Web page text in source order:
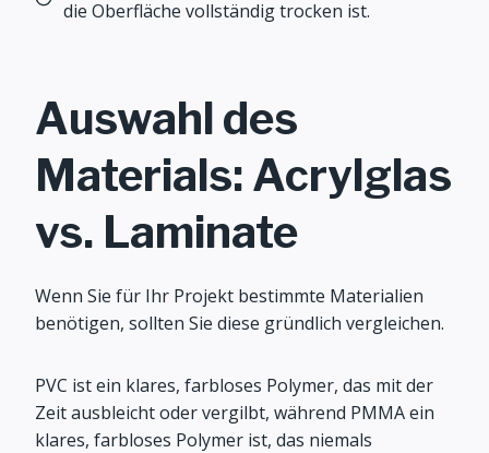
die Oberfläche vollständig trocken ist.
Auswahl des
Materials: Acrylglas
vs. Laminate
Wenn Sie für Ihr Projekt bestimmte Materialien
benötigen, sollten Sie diese gründlich vergleichen.
PVC ist ein klares, farbloses Polymer, das mit der
Zeit ausbleicht oder vergilbt, während PMMA ein
klares, farbloses Polymer ist, das niemals